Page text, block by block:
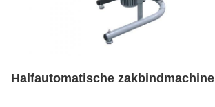
Halfautomatische zakbindmachine